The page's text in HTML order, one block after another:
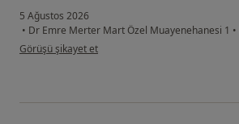
5 Ağustos 2026
• Dr Emre Merter Mart Özel Muayenehanesi 1 •
kullanıcının görüşüne göre s....g
Görüşü şikayet et